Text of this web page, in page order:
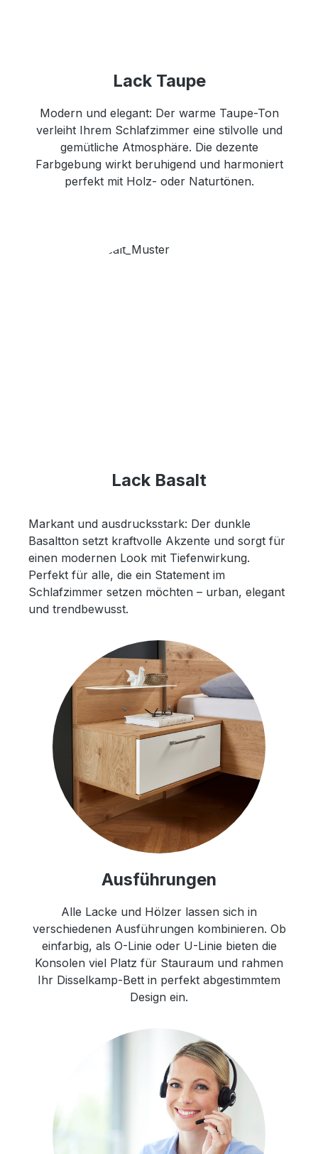
Lack Taupe
Modern und elegant: Der warme Taupe-Ton
verleiht Ihrem Schlafzimmer eine stilvolle und
gemütliche Atmosphäre. Die dezente
Farbgebung wirkt beruhigend und harmoniert
perfekt mit Holz- oder Naturtönen.
Lack Basalt
Markant und ausdrucksstark: Der dunkle
Basaltton setzt kraftvolle Akzente und sorgt für
einen modernen Look mit Tiefenwirkung.
Perfekt für alle, die ein Statement im
Schlafzimmer setzen möchten – urban, elegant
und trendbewusst.
Ausführungen
Alle Lacke und Hölzer lassen sich in
verschiedenen Ausführungen kombinieren. Ob
einfarbig, als O-Linie oder U-Linie bieten die
Konsolen viel Platz für Stauraum und rahmen
Ihr Disselkamp-Bett in perfekt abgestimmtem
Design ein.